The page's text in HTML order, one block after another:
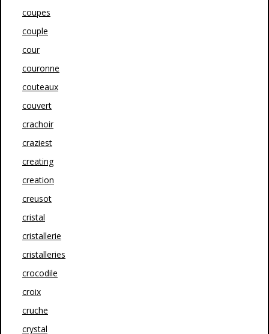
coupes
couple
cour
couronne
couteaux
couvert
crachoir
craziest
creating
creation
creusot
cristal
cristallerie
cristalleries
crocodile
croix
cruche
crystal